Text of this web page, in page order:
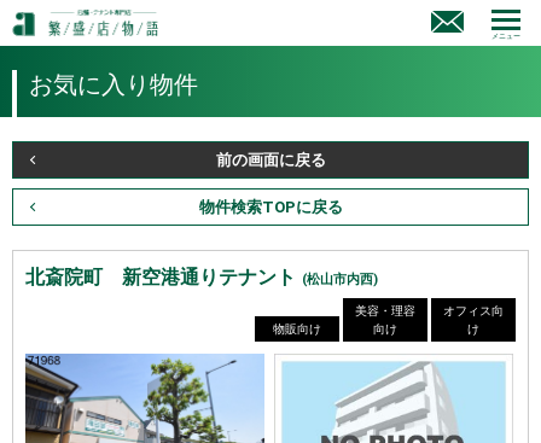
メニュー
お気に入り物件
前の画面に戻る
物件検索TOPに戻る
北斎院町 新空港通りテナント (松山市内西)
物販向け
美容・理容
向け
オフィス向
け